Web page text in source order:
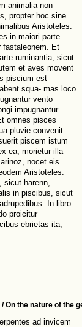
animalia non
propter hoc sine
Aristoteles:
in maiori parte
fastaleonem. Et
ruminantia, sicut
et aves movent
piscium est
squa- mas loco
vento
impugnantur
omnes pisces
pluvie convenit
piscem istum
ea, morietur illa
nocet eis
Aristoteles:
harenn,
in piscibus, sicut
In libro
proicitur
ebrietas ita,
On the nature of the
ad invicem